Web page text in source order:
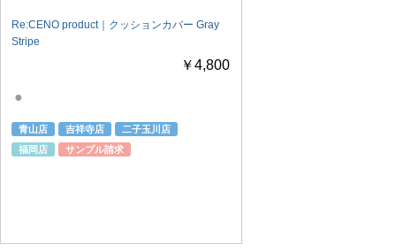
Re:CENO product｜クッションカバー Gray
Stripe
￥4,800
●
青山店 吉祥寺店
二子玉川店
福岡店
サンプル請求